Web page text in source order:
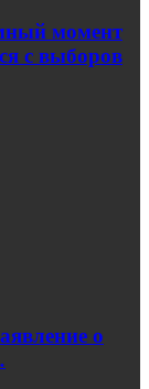
момент
с выборов
о